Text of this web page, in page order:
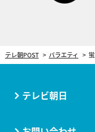
テレ朝POST バラエティ
テレビ朝日